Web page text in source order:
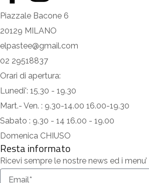
Resta informato
Ricevi sempre le nostre news ed i menu’
Orari di apertura:
Lunedi': 15,30 - 19.30
Mart.- Ven. : 9.30-14.00 16.00-19.30
Sabato : 9.30 - 14 16.00 - 19.00
Domenica CHIUSO
Piazzale Bacone 6
20129 MILANO
elpastee@gmail.com
02 29518837